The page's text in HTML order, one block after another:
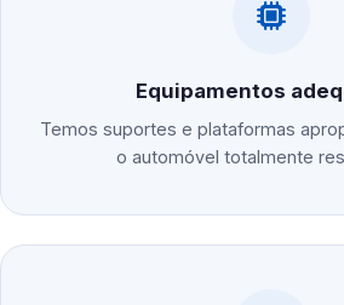
Equipamentos
Temos suportes e plataformas
o automóvel totalmente